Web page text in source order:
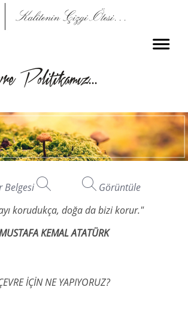
Politikamız...
Belgesi
Görüntüle
korudukça, doğa da bizi korur."
KEMAL ATATÜRK
İÇİN NE YAPIYORUZ?